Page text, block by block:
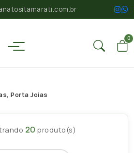
0
Porta Joias
20 produto(s)